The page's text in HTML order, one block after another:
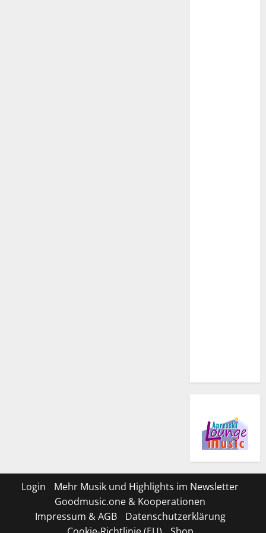
Login
Mehr Musik und Highlights im Newsletter
Goodmusic.one & Kooperationen
Impressum & AGB
Datenschutzerklärung